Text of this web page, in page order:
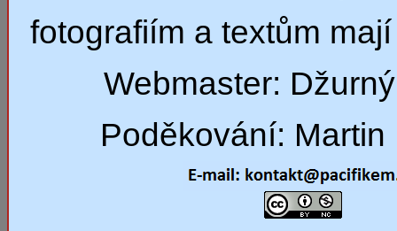
fotografiím a textům
Webmaster:
Poděkování: Martin